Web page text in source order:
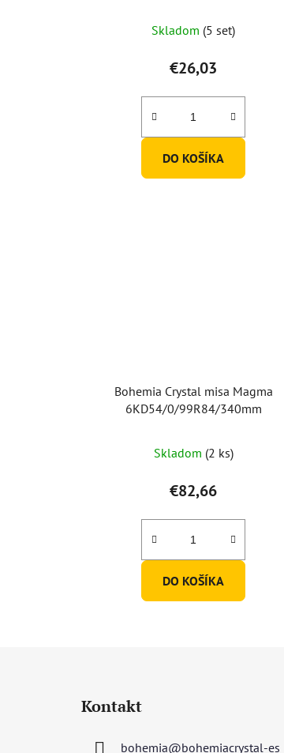
Skladom (5 set)
€26,03
DO KOŠÍKA
Bohemia Crystal misa Magma
6KD54/0/99R84/340mm
Skladom (2 ks)
€82,66
DO KOŠÍKA
Kontakt
bohemia@bohemiacrystal-es